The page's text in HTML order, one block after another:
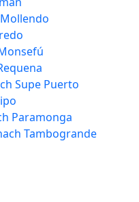
Supe Puerto
Paramonga
Tambogrande